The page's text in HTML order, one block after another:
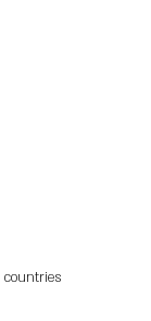
countries